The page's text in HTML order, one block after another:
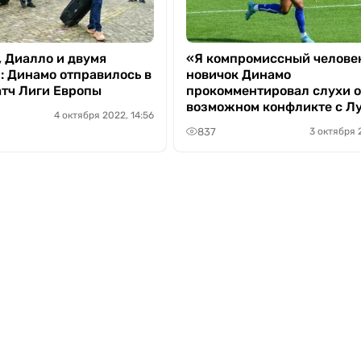
Диалло и двумя
Динамо отправилось в
Лиги Европы
4 октября 2022, 14:56
«Я компромиссный
новичок Динамо
прокомментировал слухи о
возможном конфликте с
837 3 октября